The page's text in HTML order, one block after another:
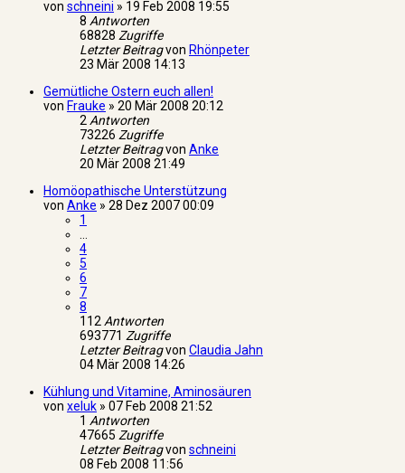
von schneini » 19 Feb 2008 19:55
8 Antworten
68828 Zugriffe
Letzter Beitragvon Rhönpeter
23 Mär 2008 14:13
Gemütliche Ostern euch allen!
von Frauke » 20 Mär 2008 20:12
2Antworten
73226 Zugriffe
Letzter Beitragvon Anke
20 Mär 2008 21:49
Homöopathische Unterstützung
von Anke » 28 Dez 2007 00:09
1
…
4
5
6
7
8
112Antworten
693771 Zugriffe
Letzter Beitragvon Claudia Jahn
04 Mär 2008 14:26
Kühlung und Vitamine, Aminosäuren
von xeluk » 07 Feb 2008 21:52
1 Antworten
47665 Zugriffe
Letzter Beitragvon schneini
08 Feb 2008 11:56